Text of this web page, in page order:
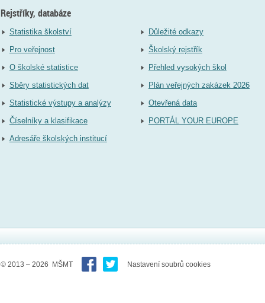
Rejstříky, databáze
Statistika školství
Pro veřejnost
O školské statistice
Sběry statistických dat
Statistické výstupy a analýzy
Číselníky a klasifikace
Adresáře školských institucí
Důležité odkazy
Školský rejstřík
Přehled vysokých škol
Plán veřejných zakázek 2026
Otevřená data
PORTÁL YOUR EUROPE
© 2013 – 2026 MŠMT Nastavení soubrů cookies